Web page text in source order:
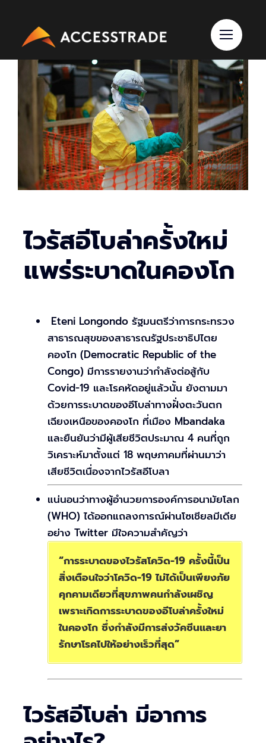
content
ไวรัสอีโบล่าครั้งใหม่
แพร่ระบาดในคองโก
Eteni Longondo รัฐมนตรีว่าการกระทรวง
สาธารณสุขของสาธารณรัฐประชาธิปไตย
คองโก (Democratic Republic of the
Congo) มีการรายงานว่ากำลังต่อสู้กับ
Covid-19 และโรคหัดอยู่แล้วนั้น ยังตามมา
ด้วยการระบาดของอีโบล่าทางฝั่งตะวันตก
เฉียงเหนือของคองโก ที่เมือง Mbandaka
และยืนยันว่ามีผู้เสียชีวิตประมาณ 4 คนที่ถูก
วิเคราะห์มาตั้งแต่ 18 พฤษภาคมที่ผ่านมาว่า
เสียชีวิตเนื่องจากไวรัสอีโบลา
แน่นอนว่าทางผู้อำนวยการองค์การอนามัยโลก
(WHO) ได้ออกแถลงการณ์ผ่านโซเชียลมีเดีย
อย่าง Twitter มีใจความสำคัญว่า
“การระบาดของไวรัสโควิด-19 ครั้งนี้เป็น
สิ่งเตือนใจว่าโควิด-19 ไม่ได้เป็นเพียงภัย
คุกคามเดียวที่สุขภาพคนกำลังเผชิญ
เพราะเกิดการระบาดของอีโบล่าครั้งใหม่
ในคองโก ซึ่งกำลังมีการส่งวัคซีนและยา
รักษาโรคไปให้อย่างเร็วที่สุด”
ไวรัสอีโบล่า มีอาการ